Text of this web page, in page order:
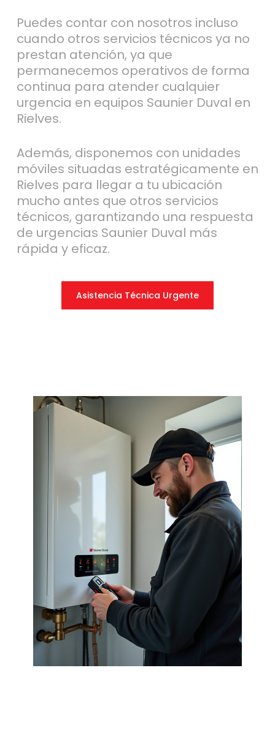
Puedes contar con nosotros incluso
cuando otros servicios técnicos ya no
prestan atención, ya que
permanecemos operativos de forma
continua para atender cualquier
urgencia en equipos Saunier Duval en
Rielves.
Además, disponemos con unidades
móviles situadas estratégicamente en
Rielves para llegar a tu ubicación
mucho antes que otros servicios
técnicos, garantizando una respuesta
de urgencias Saunier Duval más
rápida y eficaz.
Asistencia Técnica Urgente